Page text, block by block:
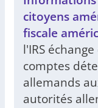
citoyens
fiscale
l'IRS
comptes
allemands
autorités